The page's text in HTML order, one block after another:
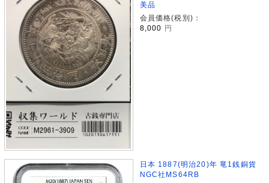
美品
会員価格(税別)：
8,000
円
日本 1887(明治20)年 竜1銭銅貨
NGC社MS64RB